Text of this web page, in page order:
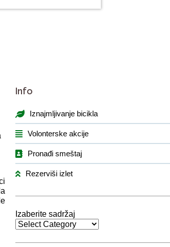
Info
Iznajmljivanje bicikla
Volonterske akcije
Pronađi smeštaj
Rezerviši izlet
Izaberite sadržaj
Izaberite